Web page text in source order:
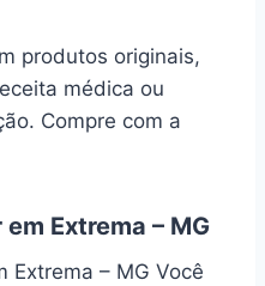
produtos originais,
médica ou
Compre com a
Extrema – MG
Extrema – MG Você